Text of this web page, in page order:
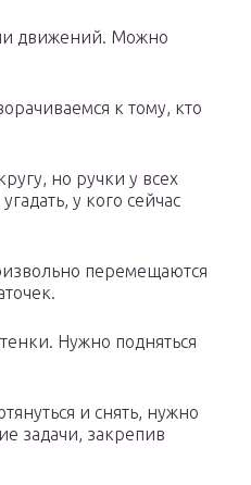
движений. Можно
к тому, кто
но ручки у всех
у кого сейчас
перемещаются
Нужно подняться
и снять, нужно
задачи, закрепив